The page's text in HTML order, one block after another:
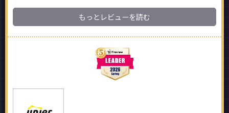
もっとレビューを読む